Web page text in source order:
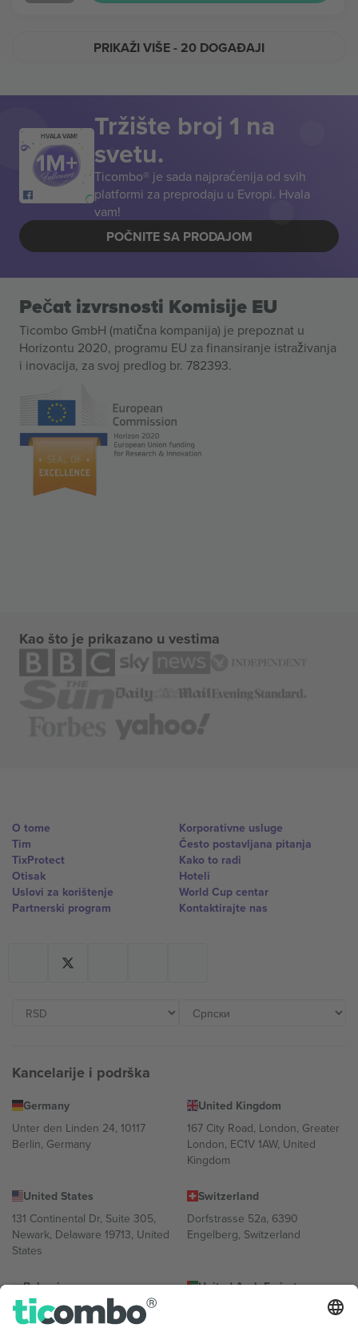
PRIKAŽI VIŠE- 20 DOGAĐAJI
HVALA VAM! Tržište broj 1 na
svetu.
Ticombo® je sada najpraćenija od svih
platformi za preprodaju u Evropi. Hvala
vam!
POČNITE SA PRODAJOM
Pečat izvrsnosti Komisije EU
Ticombo GmbH (matična kompanija) je prepoznat u
Horizontu 2020, programu EU za finansiranje istraživanja
i inovacija, za svoj predlog br. 782393.
Kao što je prikazano u vestima
O tome
Tim
TixProtect
Otisak
Uslovi za korištenje
Partnerski program
Korporativne usluge
Često postavljana pitanja
Kako to radi
Hoteli
World Cup centar
Kontaktirajte nas
Kancelarije i podrška
Germany
Unter den Linden 24, 10117
Berlin, Germany
United Kingdom
167 City Road, London, Greater
London, EC1V 1AW, United
Kingdom
United States
131 Continental Dr, Suite 305,
Newark, Delaware 19713, United
States
Switzerland
Dorfstrasse 52a, 6390
Engelberg, Switzerland
Bulgaria
Regus Sofia City West, bul
Totleben 53-55, 1606 Sofia,
United Arab Emirates
UAE Dubai Silicon Oasis, DDP